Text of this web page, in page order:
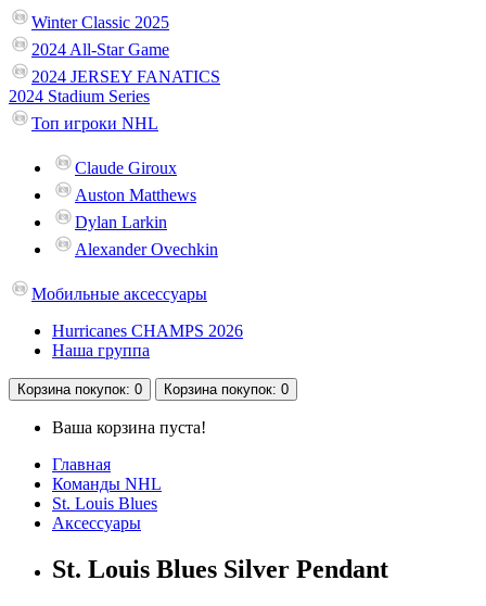
Winter Classic 2025
2024 All-Star Game
2024 JERSEY FANATICS
2024 Stadium Series
Топ игроки NHL
Claude Giroux
Auston Matthews
Dylan Larkin
Alexander Ovechkin
Мобильные аксессуары
Hurricanes CHAMPS 2026
Наша группа
Корзина покупок: 0 Корзина покупок: 0
Ваша корзина пуста!
Главная
Команды NHL
St. Louis Blues
Аксессуары
St. Louis Blues Silver Pendant